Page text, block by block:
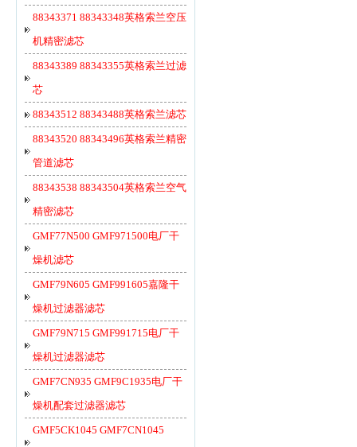
88343371 88343348英格索兰空压
机精密滤芯
88343389 88343355英格索兰过滤
芯
88343512 88343488英格索兰滤芯
88343520 88343496英格索兰精密
管道滤芯
88343538 88343504英格索兰空气
精密滤芯
GMF77N500 GMF971500电厂干
燥机滤芯
GMF79N605 GMF991605嘉隆干
燥机过滤器滤芯
GMF79N715 GMF991715电厂干
燥机过滤器滤芯
GMF7CN935 GMF9C1935电厂干
燥机配套过滤器滤芯
GMF5CK1045 GMF7CN1045